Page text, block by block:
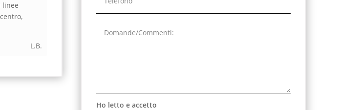
linee
L.B.
Ho letto e accetto